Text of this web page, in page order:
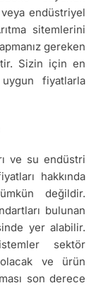
veya endüstriyel
sitemlerini
gereken
Sizin için en
fiyatlarla
ve su endüstri
hakkında
değildir.
bulunan
yer alabilir.
sektör
olacak ve ürün
son derece